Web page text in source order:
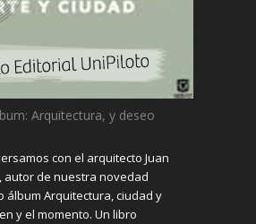
: Arquitectura, y deseo
con el arquitecto Juan
autor de nuestra novedad
álbum Arquitectura, ciudad y
y el momento. Un libro